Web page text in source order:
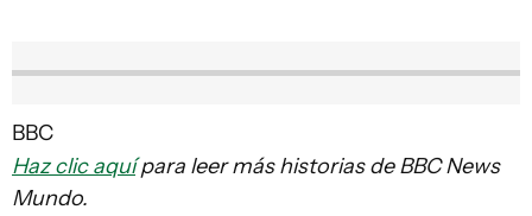
BBC
Haz clic aquípara leer más historias de BBC News
Mundo.